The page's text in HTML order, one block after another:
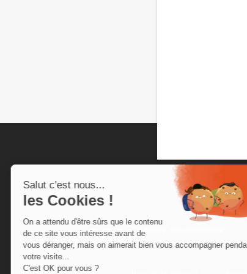
Chambre neuchâteloise
du commerce et de l'industrie